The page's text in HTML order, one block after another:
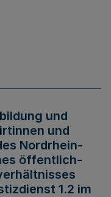
und
und
Nordrhein-
öffentlich-
1.2 im